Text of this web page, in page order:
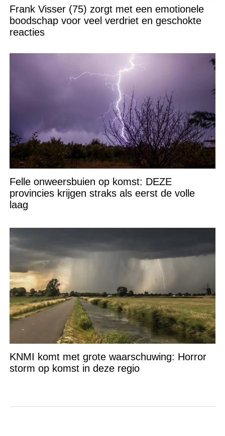
Frank Visser (75) zorgt met een emotionele
boodschap voor veel verdriet en geschokte
reacties
Felle onweersbuien op komst: DEZE
provincies krijgen straks als eerst de volle
laag
KNMI komt met grote waarschuwing: Horror
storm op komst in deze regio